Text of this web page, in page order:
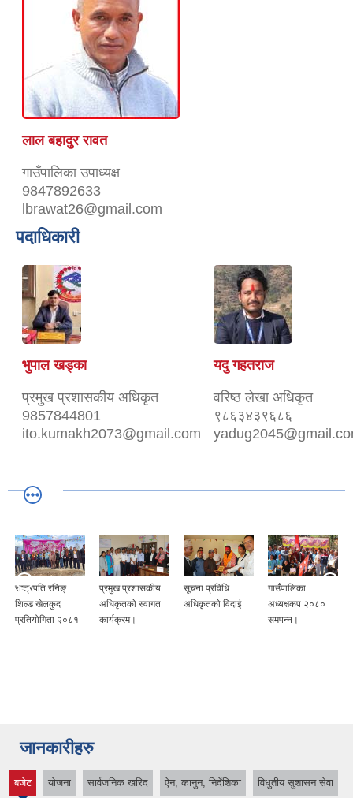
लाल बहादुर रावत
गाउँपालिका उपाध्यक्ष
9847892633
lbrawat26@gmail.com
पदाधिकारी
भुपाल खड्का
प्रमुख प्रशासकीय अधिकृत
9857844801
ito.kumakh2073@gmail.com
यदु गहतराज
वरिष्ठ लेखा अधिकृत
९८६३४३९६८६
राष्ट्रपति रनिङ्
शिल्ड खेलकुद
प्रतियोगिता २०८१
प्रमुख प्रशासकीय
अधिकृतको स्वागत
कार्यक्रम।
सूचना प्रविधि
अधिकृतको विदाई
गाउँपालिका
अध्यक्षकप २०८०
समपन्न।
जानकारीहरु
बजेट योजना सार्वजनिक खरिद ऐन, कानुन, निर्देशिका विधुतीय सुशासन सेवा